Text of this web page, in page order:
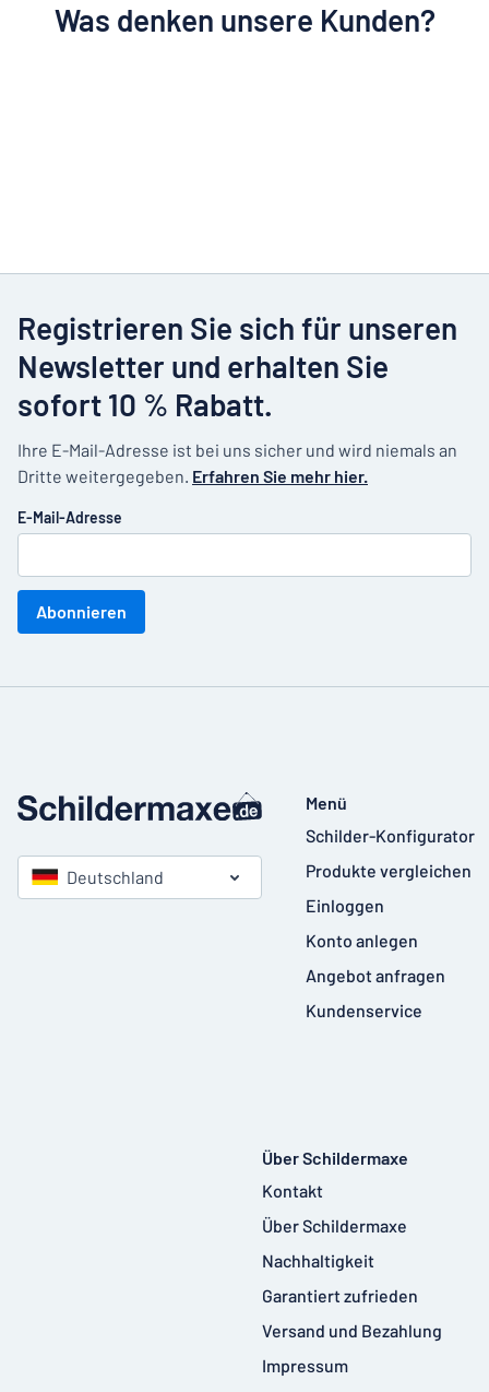
Was denken unsere Kunden?
Registrieren Sie sich für unseren
Newsletter und erhalten Sie
sofort 10 % Rabatt.
Ihre E-Mail-Adresse ist bei uns sicher und wird niemals an
Dritte weitergegeben. Erfahren Sie mehr hier.
E-Mail-Adresse
Abonnieren
Deutschland
Menü
Schilder-Konfigurator
Produkte vergleichen
Einloggen
Konto anlegen
Angebot anfragen
Kundenservice
Über Schildermaxe
Kontakt
Über Schildermaxe
Nachhaltigkeit
Garantiert zufrieden
Versand und Bezahlung
Impressum